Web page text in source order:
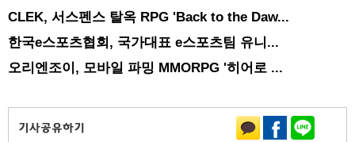
CLEK, 서스펜스 탈옥 RPG 'Back to the Daw...
한국e스포츠협회, 국가대표 e스포츠팀 유니...
오리엔조이, 모바일 파밍 MMORPG '히어로 ...